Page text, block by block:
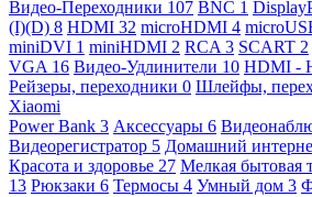
Видео-Переходники 107 BNC 1
(I)(D) 8 HDMI 32 microHDMI 4
miniDVI 1 miniHDMI 2 RCA 3 SCART 2
VGA 16 Видео-Удлинители 10 HDMI -
Рейзеры, переходники 0 Шлейфы,
Xiaomi
Power Bank 3 Аксессуары 6
Видеорегистратор 5 Домашний
Красота и здоровье 27 Мелкая бытовая
13 Рюкзаки 6 Термосы 4 Умный дом 3